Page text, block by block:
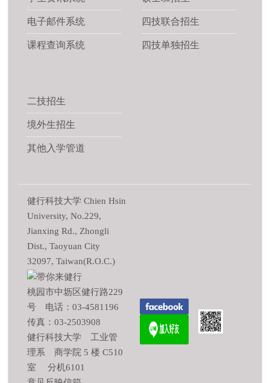
电子邮件系统
课程查询系统
四技联合招生
四技单独招生
二技招生
境外生招生
其他入学管道
健行科技大学 Chien Hsin
University, No.229,
Jianxing Rd., Zhongli
Dist., Taoyuan City
32097, Taiwan(R.O.C.)
桃园市中坜区健行路229
号 电话：03-4581196
传真：03-2503908
健行科技大学 工业管
理系 商学院 5 楼 C510
室 分机6101